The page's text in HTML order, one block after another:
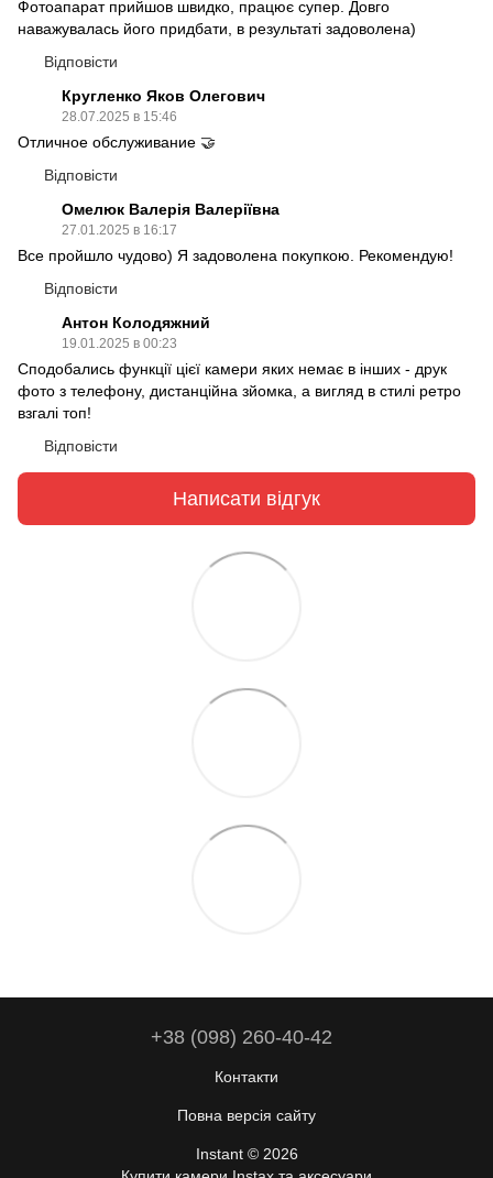
Фотоапарат прийшов швидко, працює супер. Довго
наважувалась його придбати, в результаті задоволена)
Відповісти
Кругленко Яков Олегович
28.07.2025 в 15:46
Отличное обслуживание 🤝
Відповісти
Омелюк Валерія Валеріївна
27.01.2025 в 16:17
Все пройшло чудово) Я задоволена покупкою. Рекомендую!
Відповісти
Антон Колодяжний
19.01.2025 в 00:23
Сподобались функції цієї камери яких немає в інших - друк
фото з телефону, дистанційна зйомка, а вигляд в стилі ретро
взгалі топ!
Відповісти
Написати відгук
+38 (098) 260-40-42
Контакти
Повна версія сайту
Instant © 2026